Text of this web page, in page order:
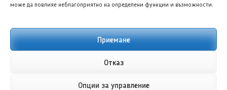
може да повлияе неблагоприятно на определени функции и възможности.
Приемане
Отказ
Опции за управление
НОВИ ПУБЛИКАЦИИ